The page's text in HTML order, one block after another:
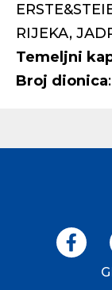
RIJEKA,
Temeljni
Broj dionica